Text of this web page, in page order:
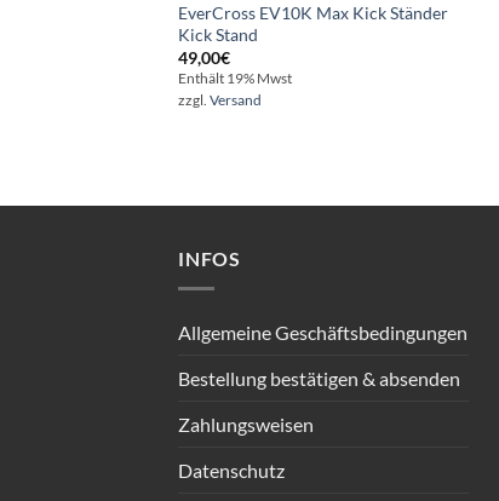
EverCross EV10K Max Kick Ständer
Kick Stand
49,00€
Enthält 19% Mwst
zzgl. Versand
INFOS
Allgemeine Geschäftsbedingungen
Bestellung bestätigen & absenden
Zahlungsweisen
Datenschutz